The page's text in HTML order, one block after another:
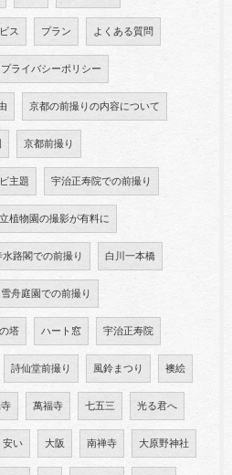
ス プラン よくある質問
プライバシーポリシー
京都の前撮りの内容について
京都前撮り
主題 宇治正寿院での前撮り
植物園の撮影が有料に
水路閣での前撮り 白川一本橋
舟庭園での前撮り
塔 ハート窓 宇治正寿院
詩仙堂前撮り 風鈴まつり 襖絵
寺 萬福寺 七五三 光る君へ
安い 大阪 南禅寺 大原野神社